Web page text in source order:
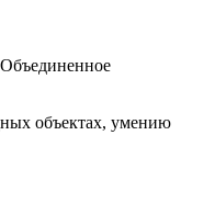
объектах, умению